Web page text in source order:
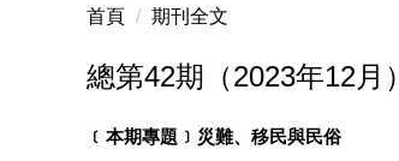
首頁 期刊全文
總第42期（2023年12月）
﹝ 本期專題 ﹞ 災難、移民與民俗